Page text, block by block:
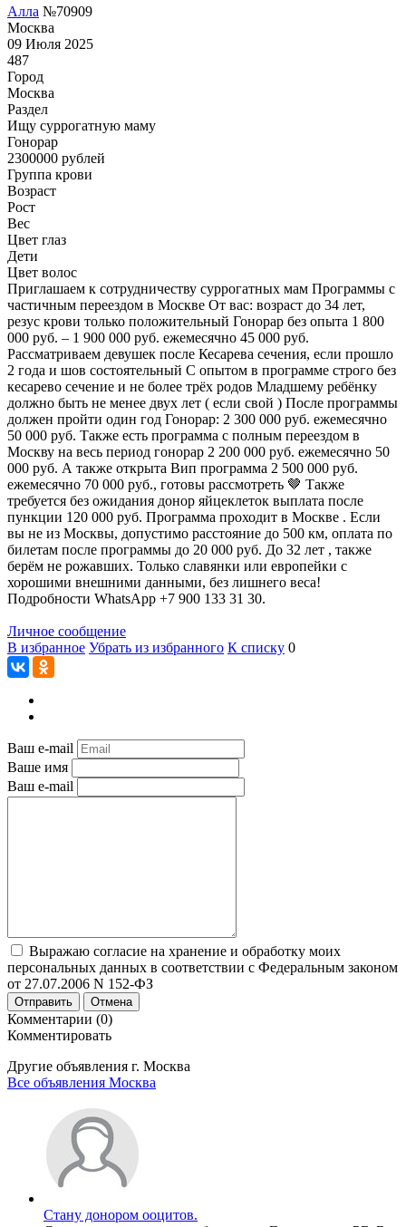
Алла №70909
Москва
09 Июля 2025
487
Город
Москва
Раздел
Ищу суррогатную маму
Гонoрар
2300000 рублей
Группа крови
Возраст
Рост
Вес
Цвет глаз
Дети
Цвет волос
Приглашаем к сотрудничеству суррогатных мам Программы с
частичным переездом в Москве От вас: возраст до 34 лет,
резус крови только положительный Гонорар без опыта 1 800
000 руб. – 1 900 000 руб. ежемесячно 45 000 руб.
Рассматриваем девушек после Кесарева сечения, если прошло
2 года и шов состоятельный С опытом в программе строго без
кесарево сечение и не более трёх родов Младшему ребёнку
должно быть не менее двух лет ( если свой ) После программы
должен пройти один год Гонорар: 2 300 000 руб. ежемесячно
50 000 руб. Также есть программа с полным переездом в
Москву на весь период гонорар 2 200 000 руб. ежемесячно 50
000 руб. А также открыта Вип программа 2 500 000 руб.
ежемесячно 70 000 руб., готовы рассмотреть 🤎 Также
требуется без ожидания донор яйцеклеток выплата после
пункции 120 000 руб. Программа проходит в Москве . Если
вы не из Москвы, допустимо расстояние до 500 км, оплата по
билетам после программы до 20 000 руб. До 32 лет , также
берём не рожавших. Только славянки или европейки с
хорошими внешними данными, без лишнего веса!
Подробности WhatsApp +7 900 133 31 30.
Личное сообщение
В избранное Убрать из избранного К списку 0
Ваш e-mail
Ваше имя
Ваш e-mail
Выражаю согласие на хранение и обработку моих
персональных данных в соответствии с Федеральным законом
от 27.07.2006 N 152-ФЗ
Отправить Отмена
Комментарии (0)
Комментировать
Другие объявления г. Москва
Все объявления Москва
Стану донором ооцитов.